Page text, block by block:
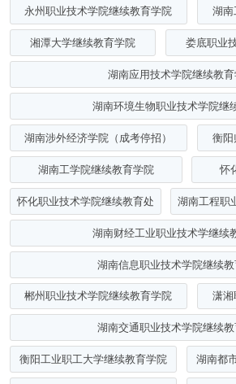
永州职业技术学院继续教育学院 湖南
湘潭大学继续教育学院 娄底职业
湖南应用技术学院继续教
湖南环境生物职业技术学院继
湖南涉外经济学院（成考停招） 衡阳
湖南工学院继续教育学院 怀
怀化职业技术学院继续教育处 湖南工程职
湖南财经工业职业技术学继续
湖南信息职业技术学院继续
郴州职业技术学院继续教育学院 潇湘
湖南交通职业技术学院继续
衡阳工业职工大学继续教育学院 湖南都